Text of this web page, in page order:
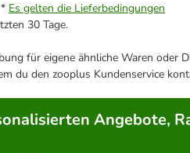
Es gelten die Lieferbedingungen
30 Tage.
für eigene ähnliche Waren oder
du den zooplus Kundenservice
Angebote,